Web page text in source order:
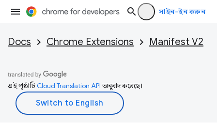
সাইন-ইন করুন
Docs Chrome Extensions Manifest V2
এই পৃষ্ঠাটিCloud Translation APIঅনুবাদ করেছে।